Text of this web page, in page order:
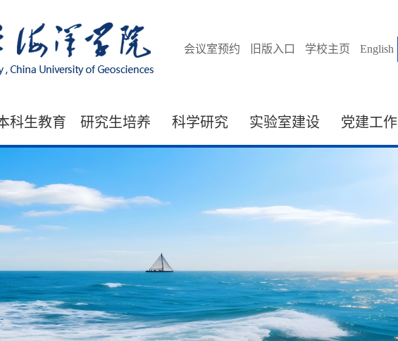
会议室预约 旧版入口 学校主页 English
科生教育 研究生培养 科学研究 实验室建设 党建工作